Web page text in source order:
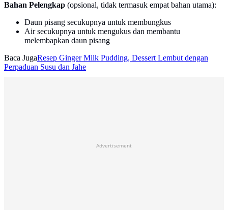
Bahan Pelengkap (opsional, tidak termasuk empat bahan utama):
Daun pisang secukupnya untuk membungkus
Air secukupnya untuk mengukus dan membantu
melembapkan daun pisang
Baca JugaResep Ginger Milk Pudding, Dessert Lembut dengan
Perpaduan Susu dan Jahe
Advertisement